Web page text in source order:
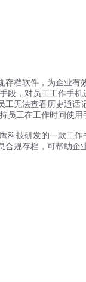
档软件，为企业
，对员工工作手机
无法查看历史通话
工在工作时间使
科技研发的一款工
规存档，可帮助